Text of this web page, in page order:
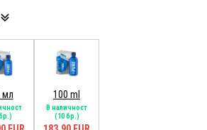
мл 100 ml
В наличност
(10 бр.)